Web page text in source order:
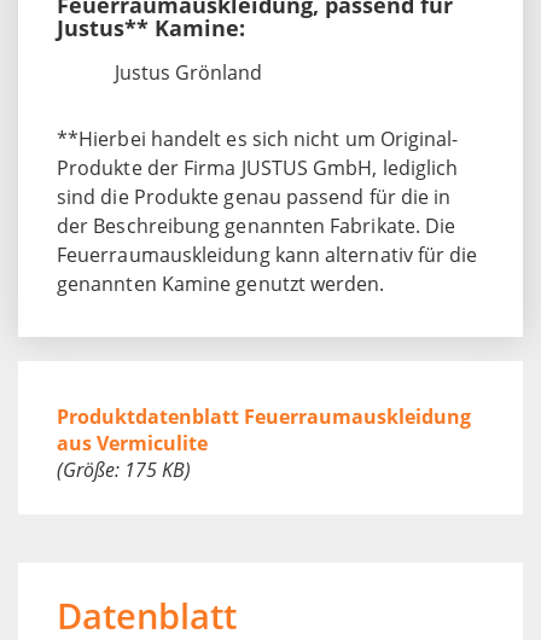
Justus** Kamine:
Justus Grönland
**Hierbei handelt es sich nicht um Original-
Produkte der Firma JUSTUS GmbH, lediglich
sind die Produkte genau passend für die in
der Beschreibung genannten Fabrikate. Die
Feuerraumauskleidung kann alternativ für die
genannten Kamine genutzt werden.
Produktdatenblatt Feuerraumauskleidung
aus Vermiculite
(Größe: 175 KB)
Datenblatt